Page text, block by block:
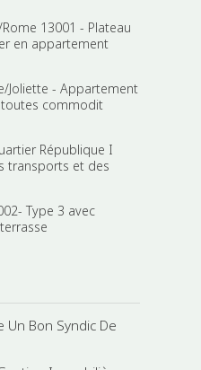
13001 - Plateau
en appartement
Joliette - Appartement
commodit
République I
transports et des
Type 3 avec
Un Bon Syndic De